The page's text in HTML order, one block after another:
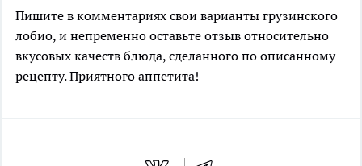
Пишите в комментариях свои варианты грузинского
лобио, и непременно оставьте отзыв относительно
вкусовых качеств блюда, сделанного по описанному
рецепту. Приятного аппетита!